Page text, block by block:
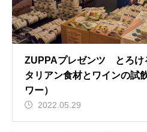
ZUPPAプレゼンツ とろ
タリアン食材とワインの試
ワー）
2022.05.29